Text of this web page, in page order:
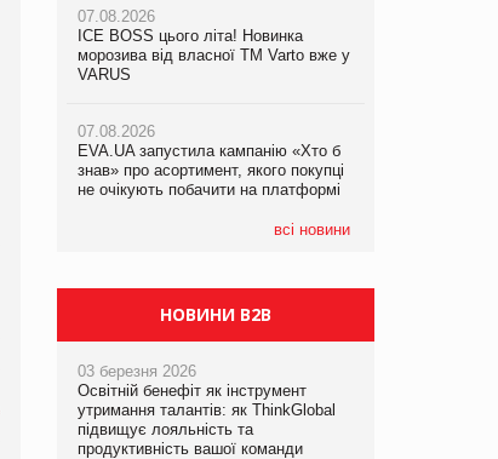
07.08.2026
ICE BOSS цього літа! Новинка
морозива від власної ТМ Varto вже у
VARUS
07.08.2026
EVA.UA запустила кампанію «Хто б
знав» про асортимент, якого покупці
не очікують побачити на платформі
всі новини
06.08.2026
Смачна новинка для хвостатих: у
VARUS з’явилися паучі Varto Paw
05.08.2026
Мережа супермаркетів VARUS купує
мережу магазинів формату
компанія налічуватиме 374 магазини
07.08.2026
Франція заборонила рекламні дзвінки
НОВИНИ B2B
03 березня 2026
Освітній бенефіт як інструмент
утримання талантів: як ThinkGlobal
підвищує лояльність та
продуктивність вашої команди